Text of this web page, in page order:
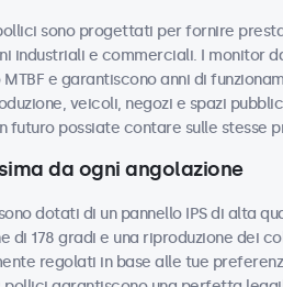
sono progettati per fornire
industriali e commerciali. I monitor
e garantiscono anni di
veicoli, negozi e spazi
futuro possiate contare sulle stesse
da ogni angolazione
dotati di un pannello IPS di alta
di 178 gradi e una riproduzione dei
regolati in base alle tue